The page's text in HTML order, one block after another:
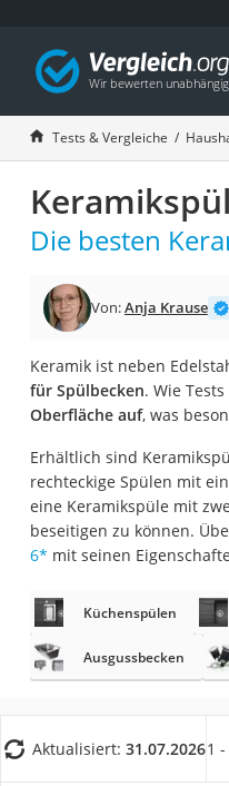
Tests & Vergleiche
Die besten
Von:Anja Krause
Keramik ist neben
für Spülbecken. Wie
Oberfläche auf, was
Erhältlich sind
rechteckige Spülen mit
eine Keramikspüle mit
beseitigen zu können.
6* mit seinen
Küchenspülen
Ausgussbecken
Aktualisiert: 31.07.20261